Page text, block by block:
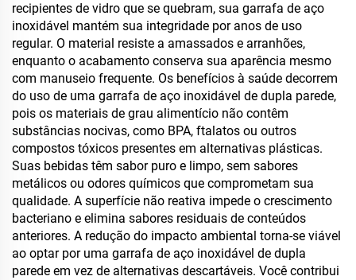
recipientes de vidro que se quebram, sua garrafa de aço
inoxidável mantém sua integridade por anos de uso
regular. O material resiste a amassados e arranhões,
enquanto o acabamento conserva sua aparência mesmo
com manuseio frequente. Os benefícios à saúde decorrem
do uso de uma garrafa de aço inoxidável de dupla parede,
pois os materiais de grau alimentício não contêm
substâncias nocivas, como BPA, ftalatos ou outros
compostos tóxicos presentes em alternativas plásticas.
Suas bebidas têm sabor puro e limpo, sem sabores
metálicos ou odores químicos que comprometam sua
qualidade. A superfície não reativa impede o crescimento
bacteriano e elimina sabores residuais de conteúdos
anteriores. A redução do impacto ambiental torna-se viável
ao optar por uma garrafa de aço inoxidável de dupla
parede em vez de alternativas descartáveis. Você contribui